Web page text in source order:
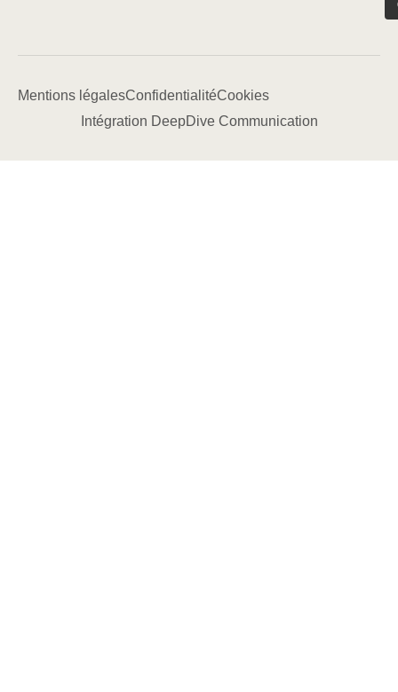
Intégration DeepDive Communication
Mentions légalesConfidentialitéCookies